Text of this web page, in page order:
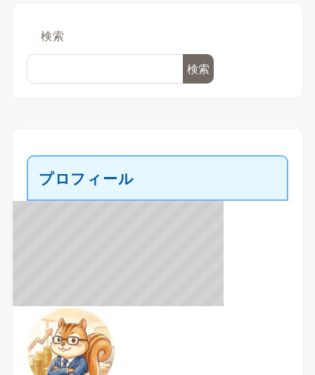
検索
検索
プロフィール